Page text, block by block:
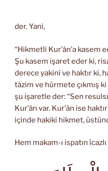
der. Yani,
“Hikmetli Kur’ân’a kasem
Şu kasem işaret eder ki,
derece yakinî ve haktır ki,
tâzim ve hürmete çıkmış
şu işaretle der: “Sen
Kur’ân var. Kur’ân ise
içinde hakikî hikmet,
Hem makam-ı ispatın